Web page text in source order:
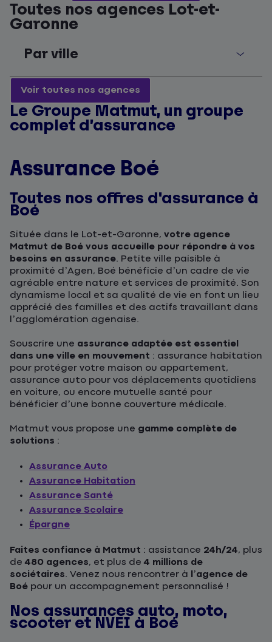
Toutes nos agences Lot-et-
Garonne
Par ville
Voir toutes nos agences
Le Groupe Matmut, un groupe
complet d’assurance
Assurance Boé
Toutes nos offres d'assurance à
Boé
Située dans le Lot-et-Garonne, votre agence
Matmut de Boé vous accueille pour répondre à vos
besoins en assurance. Petite ville paisible à
proximité d’Agen, Boé bénéficie d’un cadre de vie
agréable entre nature et services de proximité. Son
dynamisme local et sa qualité de vie en font un lieu
apprécié des familles et des actifs travaillant dans
l’agglomération agenaise.
Souscrire une assurance adaptée est essentiel
dans une ville en mouvement : assurance habitation
pour protéger votre maison ou appartement,
assurance auto pour vos déplacements quotidiens
en voiture, ou encore mutuelle santé pour
bénéficier d’une bonne couverture médicale.
Matmut vous propose une gamme complète de
solutions :
Assurance Auto
Assurance Habitation
Assurance Santé
Assurance Scolaire
Épargne
Faites confiance à Matmut : assistance 24h/24, plus
de 480 agences, et plus de 4 millions de
sociétaires. Venez nous rencontrer à l’agence de
Boé pour un accompagnement personnalisé !
Nos assurances auto, moto,
scooter et NVEI à Boé